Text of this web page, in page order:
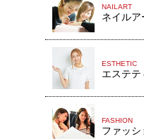
NAILART
ネイルア
ESTHETIC
エステテ
FASHION
ファッシ